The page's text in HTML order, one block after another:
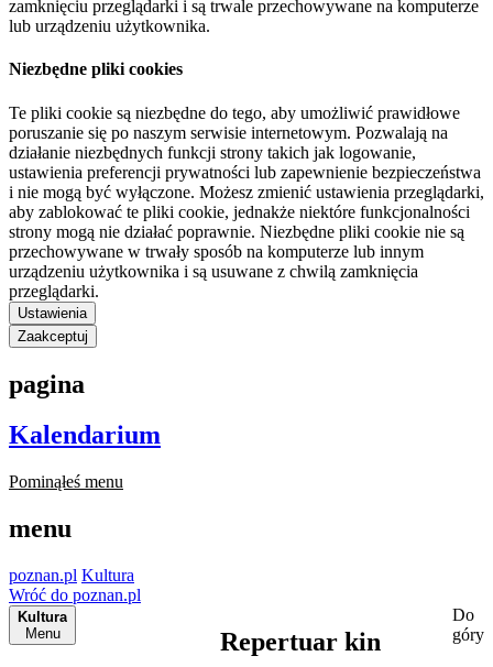
zamknięciu przeglądarki i są trwale przechowywane na komputerze
lub urządzeniu użytkownika.
Niezbędne pliki cookies
Te pliki cookie są niezbędne do tego, aby umożliwić prawidłowe
poruszanie się po naszym serwisie internetowym. Pozwalają na
działanie niezbędnych funkcji strony takich jak logowanie,
ustawienia preferencji prywatności lub zapewnienie bezpieczeństwa
i nie mogą być wyłączone. Możesz zmienić ustawienia przeglądarki,
aby zablokować te pliki cookie, jednakże niektóre funkcjonalności
strony mogą nie działać poprawnie. Niezbędne pliki cookie nie są
przechowywane w trwały sposób na komputerze lub innym
urządzeniu użytkownika i są usuwane z chwilą zamknięcia
przeglądarki.
Ustawienia
Zaakceptuj
pagina
Kalendarium
Pominąłeś menu
menu
poznan.pl Kultura
Wróć do poznan.pl
Kultura
Menu
Repertuar kin
Do
góry